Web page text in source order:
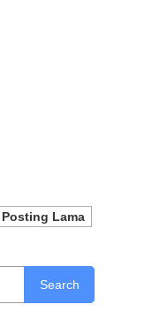
Posting Lama
Search